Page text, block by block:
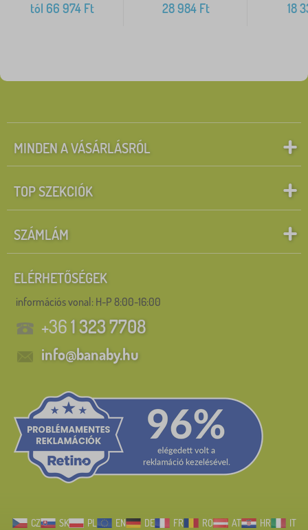
tól 66 974Ft 28 984Ft 18
MINDEN A VÁSÁRLÁSRÓL
TOP SZEKCIÓK
SZÁMLÁM
ELÉRHETŐSÉGEK
információs vonal: H-P 8:00-16:00
+361 323 7708
info@banaby.hu
CZ SK PL EN DE FR RO AT HR IT